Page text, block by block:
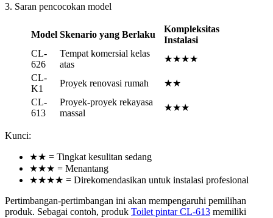
3. Saran pencocokan model
Model Skenario yang Berlaku
Kompleksitas
Instalasi
CL-
626
Tempat komersial kelas
atas
★★★★
CL-
K1
Proyek renovasi rumah
★★
CL-
613
Proyek-proyek rekayasa
massal
★★★
Kunci:
★★ = Tingkat kesulitan sedang
★★★ = Menantang
★★★★ = Direkomendasikan untuk instalasi profesional
Pertimbangan-pertimbangan ini akan mempengaruhi pemilihan
produk. Sebagai contoh, produk Toilet pintar CL-613 memiliki